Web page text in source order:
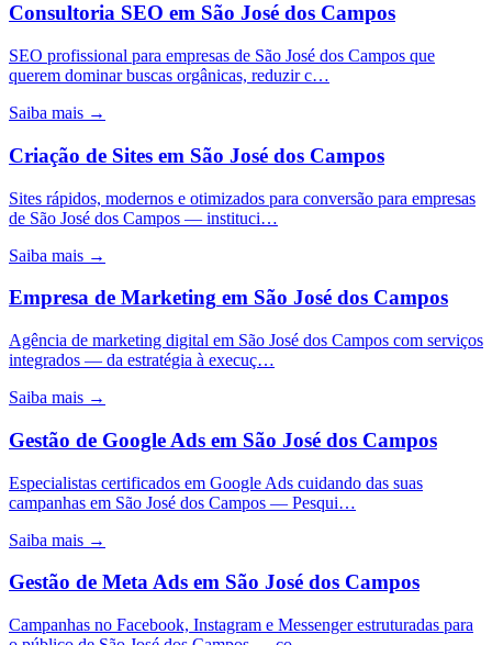
Consultoria SEO em São José dos Campos
SEO profissional para empresas de São José dos Campos que
querem dominar buscas orgânicas, reduzir c…
Saiba mais →
Criação de Sites em São José dos Campos
Sites rápidos, modernos e otimizados para conversão para empresas
de São José dos Campos — instituci…
Saiba mais →
Empresa de Marketing em São José dos Campos
Agência de marketing digital em São José dos Campos com serviços
integrados — da estratégia à execuç…
Saiba mais →
Gestão de Google Ads em São José dos Campos
Especialistas certificados em Google Ads cuidando das suas
campanhas em São José dos Campos — Pesqui…
Saiba mais →
Gestão de Meta Ads em São José dos Campos
Campanhas no Facebook, Instagram e Messenger estruturadas para